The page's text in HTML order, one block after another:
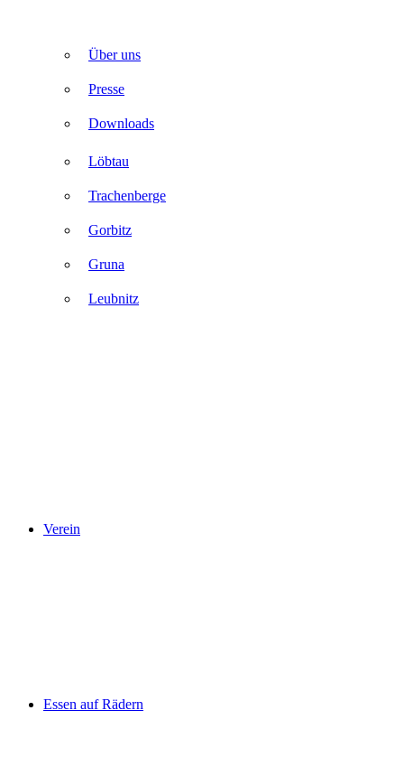
Löbtau
Trachenberge
Gorbitz
Gruna
Leubnitz
Essen auf Rädern
Über uns
Presse
Downloads
Verein